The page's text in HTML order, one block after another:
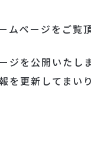
ページをご覧頂
ジを公開いたし
を更新してまい